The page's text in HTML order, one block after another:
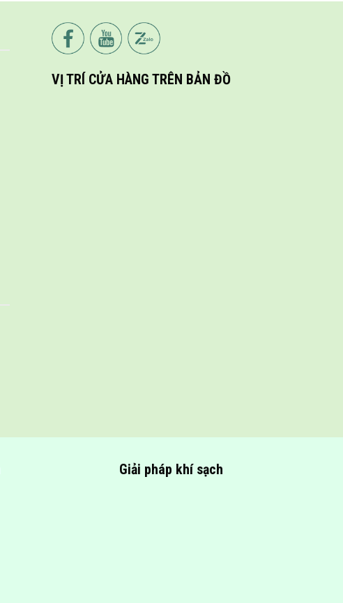
VỊ TRÍ CỬA HÀNG TRÊN BẢN ĐỒ
Giải pháp khí sạch